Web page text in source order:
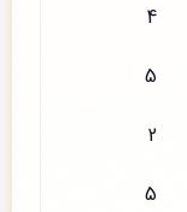
4
5
2
5